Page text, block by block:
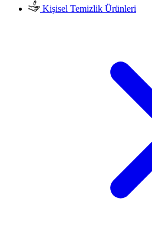
Kişisel Temizlik Ürünleri